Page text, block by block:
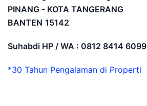
PINANG - KOTA TANGERANG
BANTEN 15142
Suhabdi HP / WA : 0812 8414 6099
*30 Tahun Pengalaman di Properti